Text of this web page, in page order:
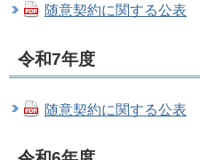
随意契約に関する公表
令和7年度
随意契約に関する公表